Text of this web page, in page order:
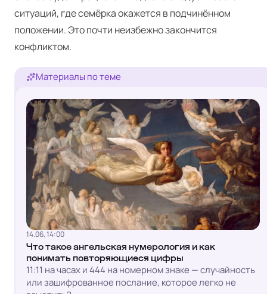
ситуаций, где семёрка окажется в подчинённом
положении. Это почти неизбежно закончится
конфликтом.
Материалы по теме
14.06, 14:00
Что такое ангельская нумерология и как
понимать повторяющиеся цифры
11:11 на часах и 444 на номерном знаке — случайность
или зашифрованное послание, которое легко не